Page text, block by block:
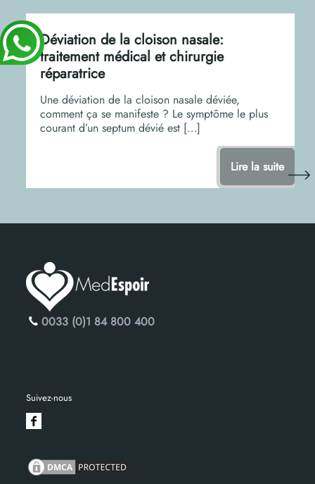
Déviation de la cloison nasale:
traitement médical et chirurgie
réparatrice
Une déviation de la cloison nasale déviée,
comment ça se manifeste ? Le symptôme le plus
courant d’un septum dévié est[…]
Lire la suite
0033 (0)1 84 800 400
Suivez-nous